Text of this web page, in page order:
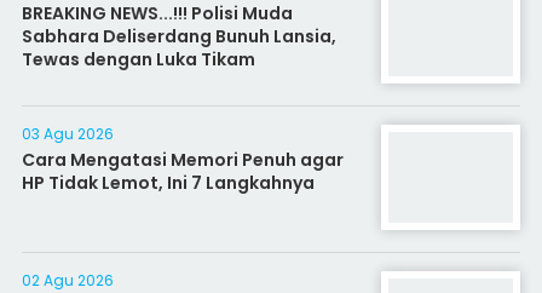
BREAKING NEWS...!!! Polisi Muda
Sabhara Deliserdang Bunuh Lansia,
Tewas dengan Luka Tikam
03 Agu 2026
Cara Mengatasi Memori Penuh agar
HP Tidak Lemot, Ini 7 Langkahnya
02 Agu 2026